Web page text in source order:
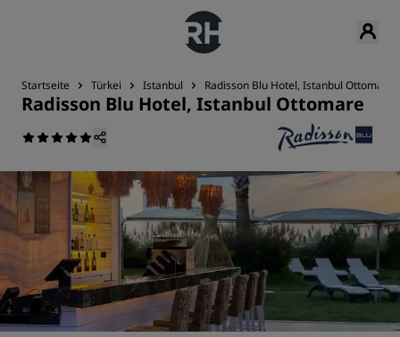
Startseite Türkei Istanbul Radisson Blu Hotel, Istanbul Ottomare
Radisson Blu Hotel, Istanbul Ottomare